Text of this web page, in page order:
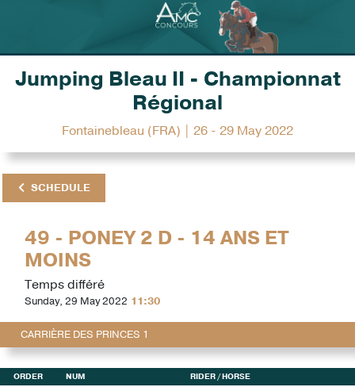
Jumping Bleau II - Championnat
Régional
Fontainebleau (FRA) | 26 - 29 May 2022
SCHEDULE
49 - PONEY 2 D - 14 ANS ET
MOINS
Temps différé
Sunday, 29 May 2022 11:30
CARRIÈRE DES PRINCES 1
ORDER NUM RIDER / HORSE